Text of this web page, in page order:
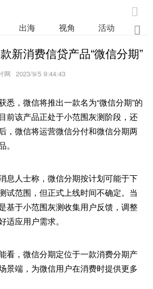

出海 视角 活动 业

新消费信贷产品“微信分期”
网 2023/9/5 9:44:43
悉，微信将推出一款名为“微信分期”的
前该产品正处于小范围灰测阶段，还
，微信将运营微信分付和微信分期两
息人士称，微信分期按计划可能于下
试范围，但正式上线时间不确定。当
基于小范围灰测收集用户反馈，调整
适应用户需求。
看，微信分期定位于一款消费分期产
景端，为微信用户在消费时提供更多